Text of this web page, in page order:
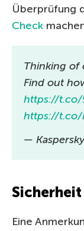
Überprüfung
Check
Thinking of
Find out
https://t.co/
https://t.co/
—
Sicherheit
Eine